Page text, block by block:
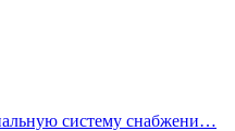
систему снабжени…